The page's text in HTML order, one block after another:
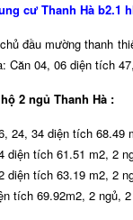
cư Thanh Hà b2.1
đầu mường thanh
Căn 04, 06 diện tích
2 ngủ Thanh Hà :
24, 34 diện tích 68.49
diện tích 61.51 m2, 2
diện tích 63.19 m2, 2
tích 69.92m2, 2 ngủ,